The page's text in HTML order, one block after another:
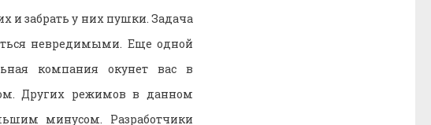
и забрать у них пушки. Задача
невредимыми. Еще одной
компания окунет вас в
Других режимов в данном
минусом. Разработчики